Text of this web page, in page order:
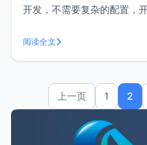
开发，不需要复杂的配置，
压缩图片鉴黄支持URL批量
增粘贴上传（Ctrl + V）期待
阅读全文
上一页 1 2